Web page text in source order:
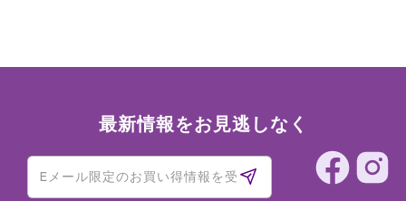
最新情報をお見逃しなく